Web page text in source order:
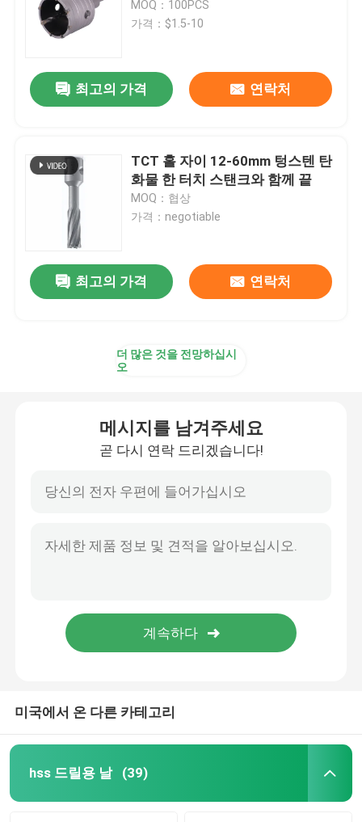
다이아몬드 중핵 조금
tct 원형 톱 블레이드
목공 라우터 비트
HSS 기계탭
MOQ：100PCS
가격：$1.5-10
최고의 가격 연락처
TCT 홀 자이 12-60mm 텅스텐 탄
화물 한 터치 스탠크와 함께 끝
MOQ：협상
가격：negotiable
최고의 가격 연락처
더 많은 것을 전망하십시
오
메시지를 남겨주세요
곧 다시 연락 드리겠습니다!
미국에서 온 다른 카테고리
hss 드릴용 날 (39)